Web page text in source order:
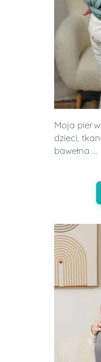
Moja
dzieci,
bawełna ...